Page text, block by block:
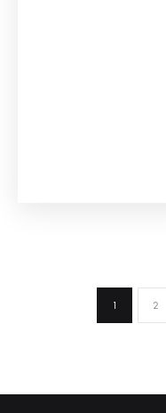
1 2